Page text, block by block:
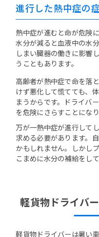
進行した熱中症の
熱中症が進むと命が危険
水分が減ると血液中の水
しまい臓器の働きに影響
うこともあります。
高齢者が熱中症で命を落
けず悪化して慌てても、
まうからです。ドライバ
を危険にさらすことになり
万が一熱中症が進行して
求める必要があります。
かもしれません。しかし
こまめに水分の補給をして
軽貨物ドライバ
軽貨物ドライバーは暑い